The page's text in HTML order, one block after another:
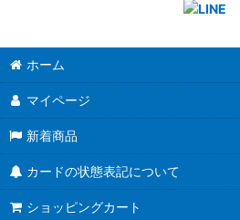
ホーム
マイページ
新着商品
カードの状態表記について
ショッピングカート